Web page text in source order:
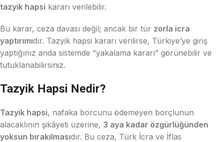
tazyik hapsi kararı verilebilir.
Bu karar, ceza davası değil; ancak bir tür zorla icra
yaptırımıdır. Tazyik hapsi kararı verilirse, Türkiye’ye giriş
yaptığınız anda sistemde “yakalama kararı” görünebilir ve
tutuklanabilirsiniz.
Tazyik Hapsi Nedir?
Tazyik hapsi, nafaka borcunu ödemeyen borçlunun
alacaklının şikâyeti üzerine, 3 aya kadar özgürlüğünden
yoksun bırakılmasıdır. Bu ceza, Türk İcra ve İflas